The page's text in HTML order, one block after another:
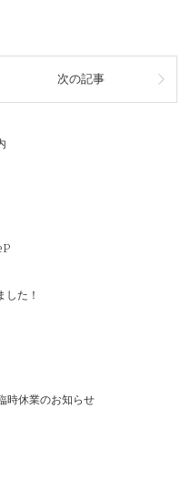
次の記事
た！
時休業のお知らせ